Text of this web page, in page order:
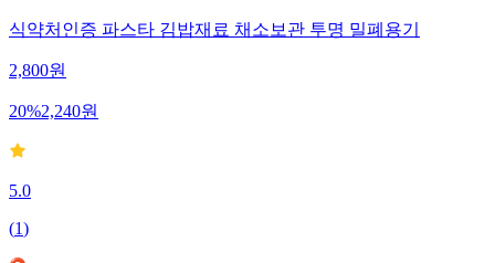
식약처인증 파스타 김밥재료 채소보관 투명 밀폐용기
2,800원
20%2,240원
5.0
(1)